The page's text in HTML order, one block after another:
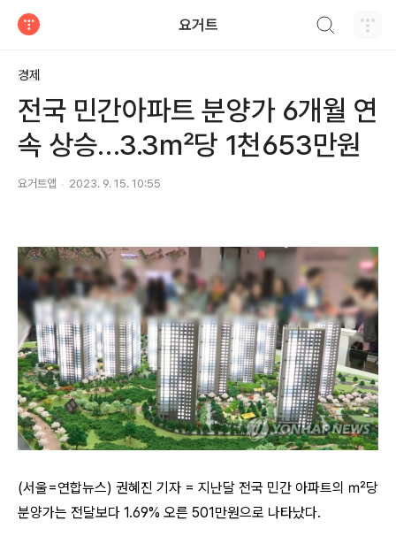
요거트
경제
전국 민간아파트 분양가 6개월 연
속 상승…3.3㎡당 1천653만원
요거트앱 2023. 9. 15. 10:55
(서울=연합뉴스) 권혜진 기자 = 지난달 전국 민간 아파트의 ㎡당
분양가는 전달보다 1.69% 오른 501만원으로 나타났다.